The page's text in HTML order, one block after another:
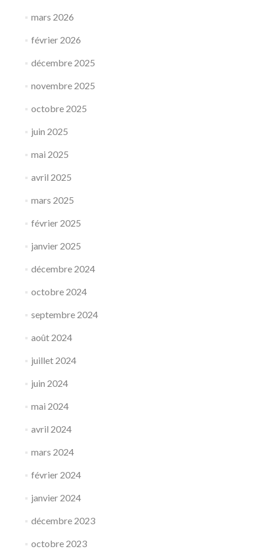
mars 2026
février 2026
décembre 2025
novembre 2025
octobre 2025
juin 2025
mai 2025
avril 2025
mars 2025
février 2025
janvier 2025
décembre 2024
octobre 2024
septembre 2024
août 2024
juillet 2024
juin 2024
mai 2024
avril 2024
mars 2024
février 2024
janvier 2024
décembre 2023
octobre 2023